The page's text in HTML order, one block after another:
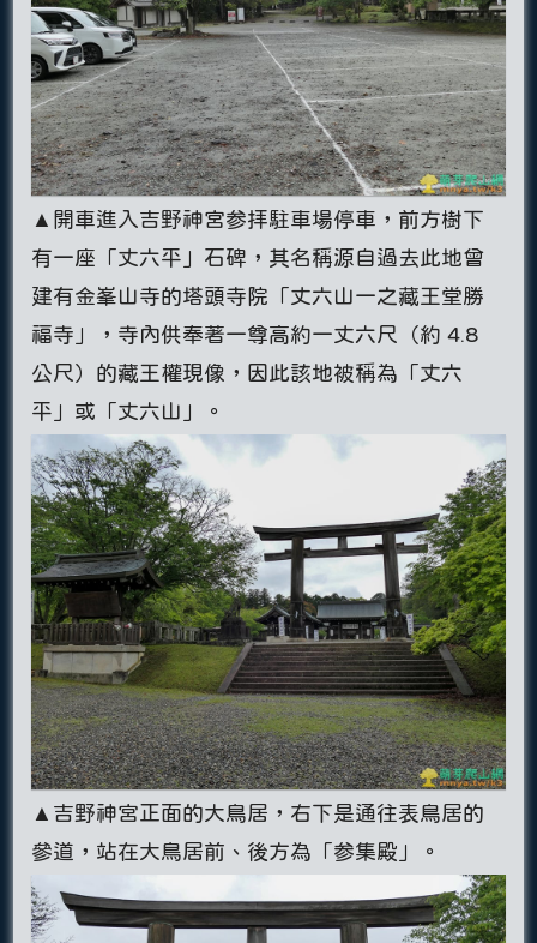
▲開車進入吉野神宮参拝駐車場停車，前方樹下
有一座「丈六平」石碑，其名稱源自過去此地曾
建有金峯山寺的塔頭寺院「丈六山一之藏王堂勝
福寺」，寺內供奉著一尊高約一丈六尺（約 4.8
公尺）的藏王權現像，因此該地被稱為「丈六
平」或「丈六山」。
▲吉野神宮正面的大鳥居，右下是通往表鳥居的
參道，站在大鳥居前、後方為「参集殿」。